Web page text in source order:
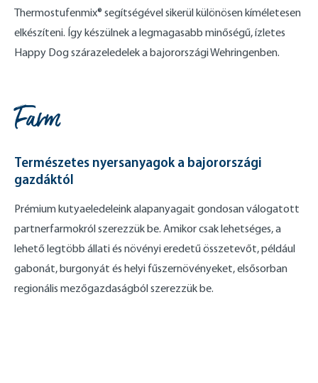
Thermostufenmix® segítségével sikerül különösen kíméletesen
elkészíteni. Így készülnek a legmagasabb minőségű, ízletes
Happy Dog szárazeledelek a bajorországi Wehringenben.
Farm
Természetes nyersanyagok a bajorországi
gazdáktól
Prémium kutyaeledeleink alapanyagait gondosan válogatott
partnerfarmokról szerezzük be. Amikor csak lehetséges, a
lehető legtöbb állati és növényi eredetű összetevőt, például
gabonát, burgonyát és helyi fűszernövényeket, elsősorban
regionális mezőgazdaságból szerezzük be.